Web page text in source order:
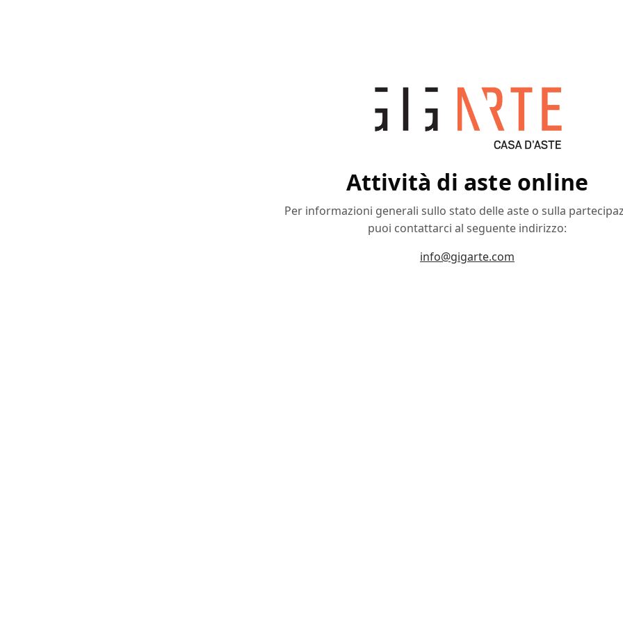
Attività di aste online
Per informazioni generali sullo stato delle aste o sulla
puoi contattarci al seguente indirizzo:
info@gigarte.com